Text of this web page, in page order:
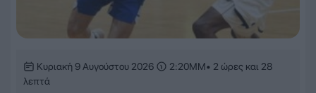
Κυριακή 9 Αυγούστου 2026 2:20ΜΜ• 2 ώρες και 28
λεπτά